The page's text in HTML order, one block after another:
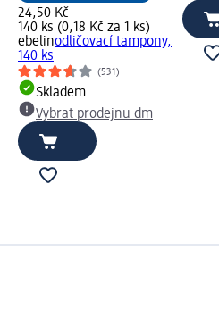
24,50 Kč
140 ks (0,18 Kč za 1 ks)
ebelinodličovací tampony,
140 ks
(531)
Skladem
Vybrat prodejnu dm